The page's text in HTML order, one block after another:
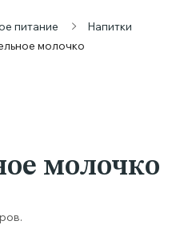
питание
Напитки
молочко
молочко